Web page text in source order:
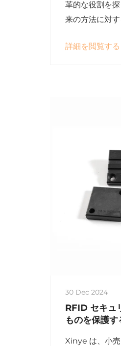
革的な役割を
来の方法に対す
ます。
詳細を閲覧する
30 Dec 2024
RFID セキュ
ものを保護す
Xinye は、小